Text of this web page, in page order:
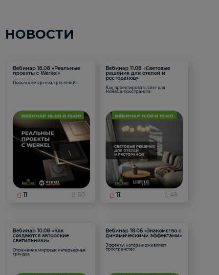
НОВОСТИ
Вебинар 18.08 «Реальные
проекты с Werkel»
Пополняем арсенал решений
11 50
Вебинар 11.08 «Световые
решения для отелей и
ресторанов»
Как проектировать свет для
HoReCa-пространств
11 48
Вебинар 10.08 «Как
создаются авторские
светильники»
Отражение мировых интерьерных
трендов
Вебинар 18.06 «Знакомство с
динамическими эффектами»
Эффекты, которые оживляют
пространство